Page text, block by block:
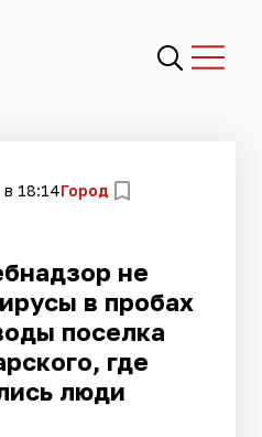
18:14Город
не
в пробах
поселка
где
люди